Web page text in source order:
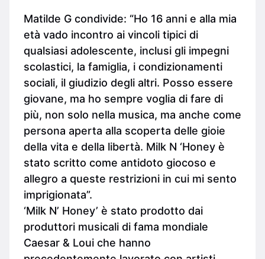
Matilde G condivide: “Ho 16 anni e alla mia
età vado incontro ai vincoli tipici di
qualsiasi adolescente, inclusi gli impegni
scolastici, la famiglia, i condizionamenti
sociali, il giudizio degli altri. Posso essere
giovane, ma ho sempre voglia di fare di
più, non solo nella musica, ma anche come
persona aperta alla scoperta delle gioie
della vita e della libertà. Milk N ‘Honey è
stato scritto come antidoto giocoso e
allegro a queste restrizioni in cui mi sento
imprigionata”.
‘Milk N’ Honey’ è stato prodotto dai
produttori musicali di fama mondiale
Caesar & Loui che hanno